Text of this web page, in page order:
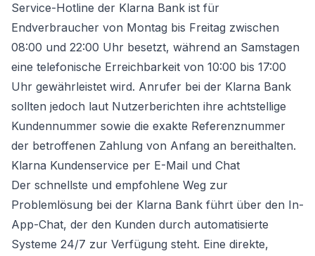
Service-Hotline der Klarna Bank ist für
Endverbraucher von Montag bis Freitag zwischen
08:00 und 22:00 Uhr besetzt, während an Samstagen
eine telefonische Erreichbarkeit von 10:00 bis 17:00
Uhr gewährleistet wird. Anrufer bei der Klarna Bank
sollten jedoch laut Nutzerberichten ihre achtstellige
Kundennummer sowie die exakte Referenznummer
der betroffenen Zahlung von Anfang an bereithalten.
Klarna Kundenservice per E-Mail und Chat
Der schnellste und empfohlene Weg zur
Problemlösung bei der Klarna Bank führt über den In-
App-Chat, der den Kunden durch automatisierte
Systeme 24/7 zur Verfügung steht. Eine direkte,